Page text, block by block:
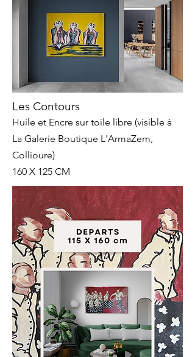
Les Contours
Huile et Encre sur toile libre (visible à
La Galerie Boutique L'ArmaZem,
Collioure)
160 X 125 CM